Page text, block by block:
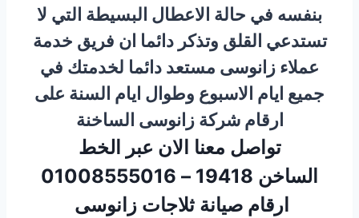
بنفسه في حالة الاعطال البسيطة التي لا
تستدعي القلق وتذكر دائما ان فريق خدمة
عملاء زانوسى مستعد دائما لخدمتك في
جميع ايام الاسبوع وطوال ايام السنة على
ارقام شركة زانوسى الساخنة
تواصل معنا الان عبر الخط
الساخن 19418 – 01008555016
ارقام صيانة ثلاجات زانوسى